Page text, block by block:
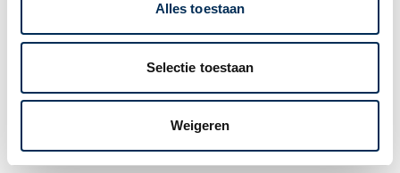
Alles toestaan
Selectie toestaan
Weigeren